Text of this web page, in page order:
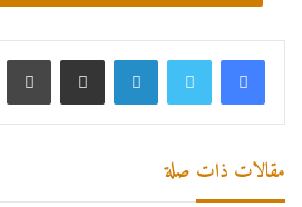
مقالات ذات صلة